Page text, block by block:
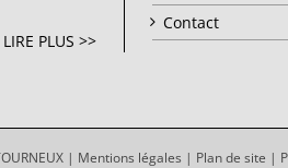
LIRE PLUS >>
Contact
| Mentions légales | Plan de site |